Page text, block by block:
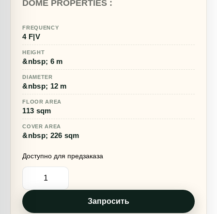
составляла
DOME PROPERTIES :
FREQUENCY
4 F|V
HEIGHT
&nbsp; 6 m
DIAMETER
&nbsp; 12 m
FLOOR AREA
113 sqm
COVER AREA
&nbsp; 226 sqm
Доступно для предзаказа
Количество
113m2
ГЛЭМПИНГ
Ø12m
ICO
Запросить